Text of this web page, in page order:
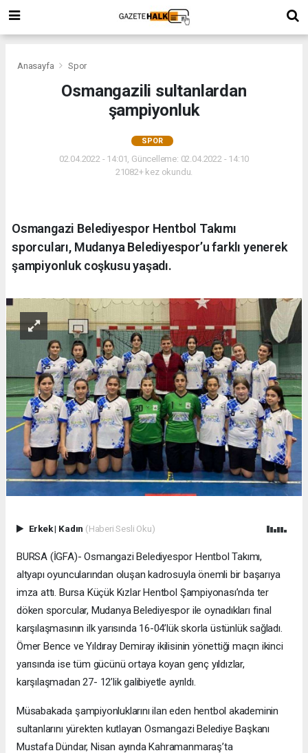
Anasayfa Spor
Osmangazili sultanlardan
şampiyonluk
SPOR
02.04.2022 - 14:01, Güncelleme: 02.04.2022 - 14:10
21082+ kez okundu.
Osmangazi Belediyespor Hentbol Takımı
sporcuları, Mudanya Belediyespor’u farklı yenerek
şampiyonluk coşkusu yaşadı.
Erkek| Kadın (Haberi Sesli Oku)
BURSA (İGFA)- Osmangazi Belediyespor Hentbol Takımı,
altyapı oyuncularından oluşan kadrosuyla önemli bir başarıya
imza attı. Bursa Küçük Kızlar Hentbol Şampiyonası’nda ter
döken sporcular, Mudanya Belediyespor ile oynadıkları final
karşılaşmasının ilk yarısında 16-04’lük skorla üstünlük sağladı.
Ömer Bence ve Yıldıray Demiray ikilisinin yönettiği maçın ikinci
yarısında ise tüm gücünü ortaya koyan genç yıldızlar,
karşılaşmadan 27- 12’lik galibiyetle ayrıldı.
Müsabakada şampiyonluklarını ilan eden hentbol akademinin
sultanlarını yürekten kutlayan Osmangazi Belediye Başkanı
Mustafa Dündar, Nisan ayında Kahramanmaraş’ta